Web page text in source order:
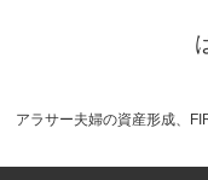
アラサー夫婦の資産形成、